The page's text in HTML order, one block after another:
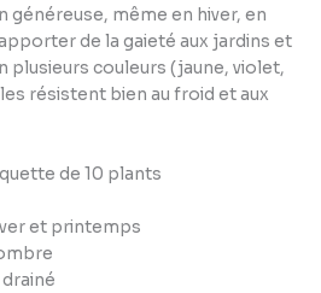
généreuse, même en hiver, en
de la gaieté aux jardins et
plusieurs couleurs (jaune, violet,
résistent bien au froid et aux
de 10 plants
et printemps